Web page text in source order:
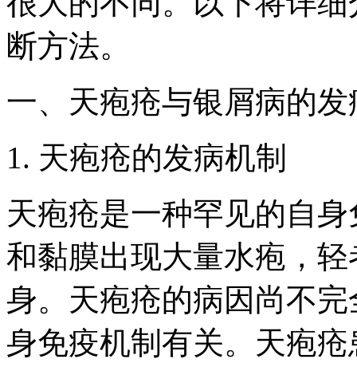
断方法。
一、天疱疮与银屑病的发
1. 天疱疮的发病机制
天疱疮是一种罕见的自
和黏膜出现大量水疱，
身。天疱疮的病因尚不
身免疫机制有关。天疱